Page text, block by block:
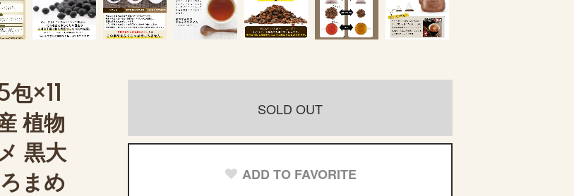
×11
植物
黒大
まめ
SOLD OUT
ADD TO FAVORITE